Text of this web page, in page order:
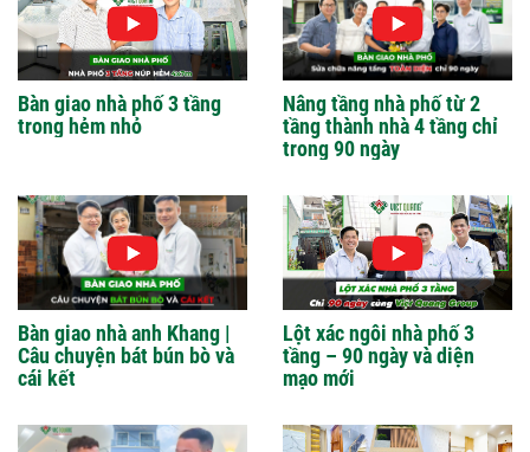
Bàn giao nhà phố 3 tầng
trong hẻm nhỏ
Nâng tầng nhà phố từ 2
tầng thành nhà 4 tầng chỉ
trong 90 ngày
Bàn giao nhà anh Khang |
Câu chuyện bát bún bò và
cái kết
Lột xác ngôi nhà phố 3
tầng – 90 ngày và diện
mạo mới